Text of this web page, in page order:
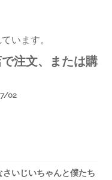
います。
注文、または購
02
いじいちゃんと僕たち